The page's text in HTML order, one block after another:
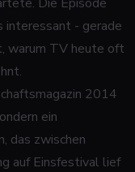
interessant - gerade
warum TV heute oft
2014
ein
das zwischen
auf Einsfestival lief